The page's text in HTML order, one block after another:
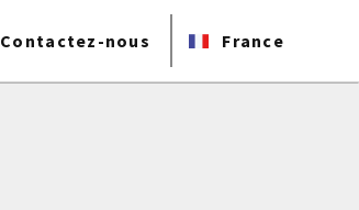
Contactez-nous France